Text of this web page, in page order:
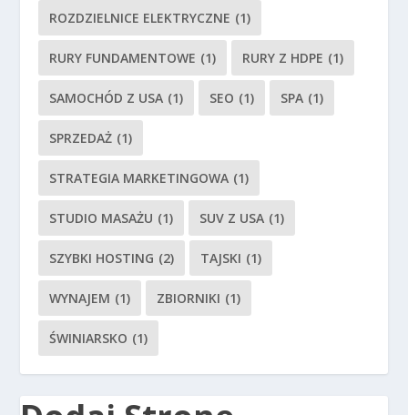
ROZDZIELNICE ELEKTRYCZNE (1)
RURY FUNDAMENTOWE (1) RURY Z HDPE (1)
SAMOCHÓD Z USA (1) SEO (1) SPA (1)
SPRZEDAŻ (1)
STRATEGIA MARKETINGOWA (1)
STUDIO MASAŻU (1) SUV Z USA (1)
SZYBKI HOSTING (2) TAJSKI (1)
WYNAJEM (1) ZBIORNIKI (1)
ŚWINIARSKO (1)